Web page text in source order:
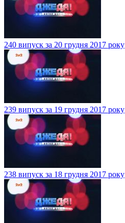
240 випуск за 20 грудня 2017 року
239 випуск за 19 грудня 2017 року
238 випуск за 18 грудня 2017 року